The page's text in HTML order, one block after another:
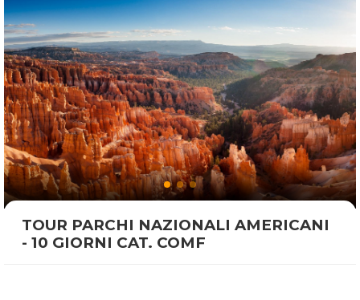
TOUR PARCHI NAZIONALI AMERICANI
- 10 GIORNI CAT. COMF